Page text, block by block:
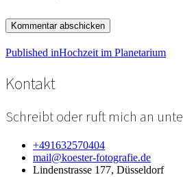
Beitragsnavigation
Published inHochzeit im Planetarium
Kontakt
Schreibt oder ruft mich an
+491632570404
mail@koester-fotografie.de
Lindenstrasse 177, Düsseldorf